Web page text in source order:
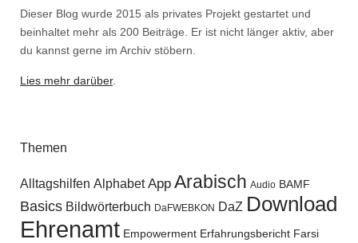
Dieser Blog wurde 2015 als privates Projekt gestartet und
beinhaltet mehr als 200 Beiträge. Er ist nicht länger aktiv, aber
du kannst gerne im Archiv stöbern.
Lies mehr darüber.
Themen
Alltagshilfen Alphabet App Arabisch Audio BAMF
Basics Bildwörterbuch DaFWEBKON DaZ Download
Ehrenamt Empowerment Erfahrungsbericht Farsi